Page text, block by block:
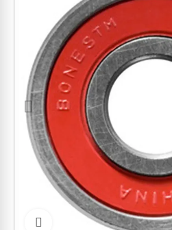
Cliquer pour zoomer